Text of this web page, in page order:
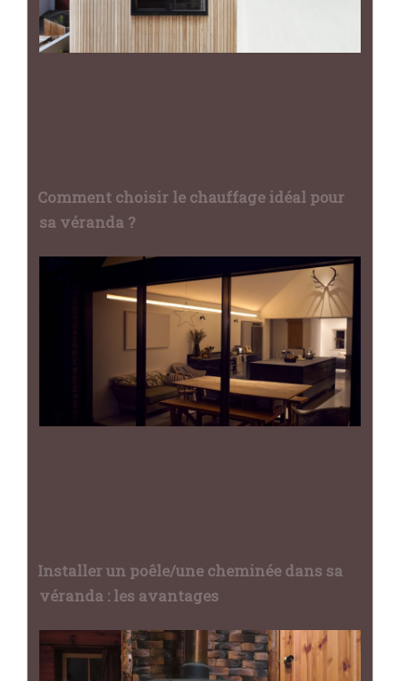
Comment choisir le chauffage idéal pour
sa véranda ?
Installer un poêle/une cheminée dans sa
véranda : les avantages